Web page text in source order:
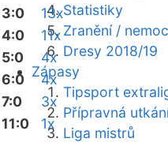
Statistiky
Zranění /
Dresy 2018/19
Zápasy
Tipsport
Přípravná
Liga mistrů
3:0
13x
4:0
11x
5:0
4x
6:0
4x
7:0
3x
11:0
1x